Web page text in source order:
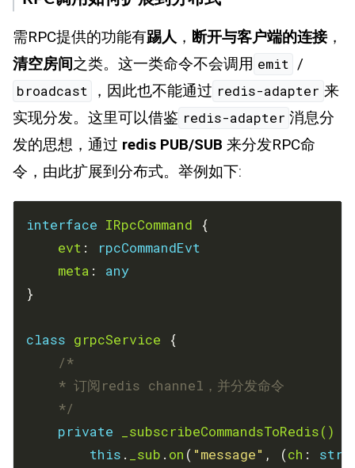
需RPC提供的功能有踢人 ， 断开与客户端的连接，
清空房间之类。这一类命令不会调用 emit /
broadcast ，因此也不能通过 redis-adapter 来
实现分发。这里可以借鉴 redis-adapter 消息分
发的思想，通过 redis PUB/SUB 来分发RPC命
令，由此扩展到分布式。举例如下:
interface IRpcCommand
evt :
rpcCommandEvt
meta : any
class grpcService
    */
private
_subscribeCommandsToRedis() {
this . _sub . on ( "message" , (ch :